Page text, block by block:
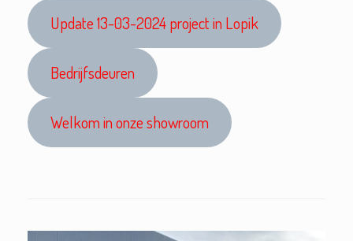
Update 13-03-2024 project in Lopik
Bedrijfsdeuren
Welkom in onze showroom